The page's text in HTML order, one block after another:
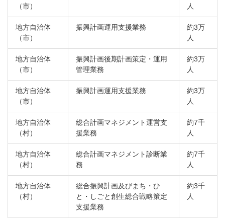
（市）
人
地方自治体
（市）
振興計画運用支援業務
約3万
人
地方自治体
（市）
振興計画後期計画策定・運用
管理業務
約3万
人
地方自治体
（市）
振興計画運用支援業務
約3万
人
地方自治体
（村）
総合計画マネジメント運営支
援業務
約7千
人
地方自治体
（村）
総合計画マネジメント診断業
務
約7千
人
地方自治体
（村）
総合振興計画及びまち・ひ
と・しごと創生総合戦略策定
支援業務
約3千
人